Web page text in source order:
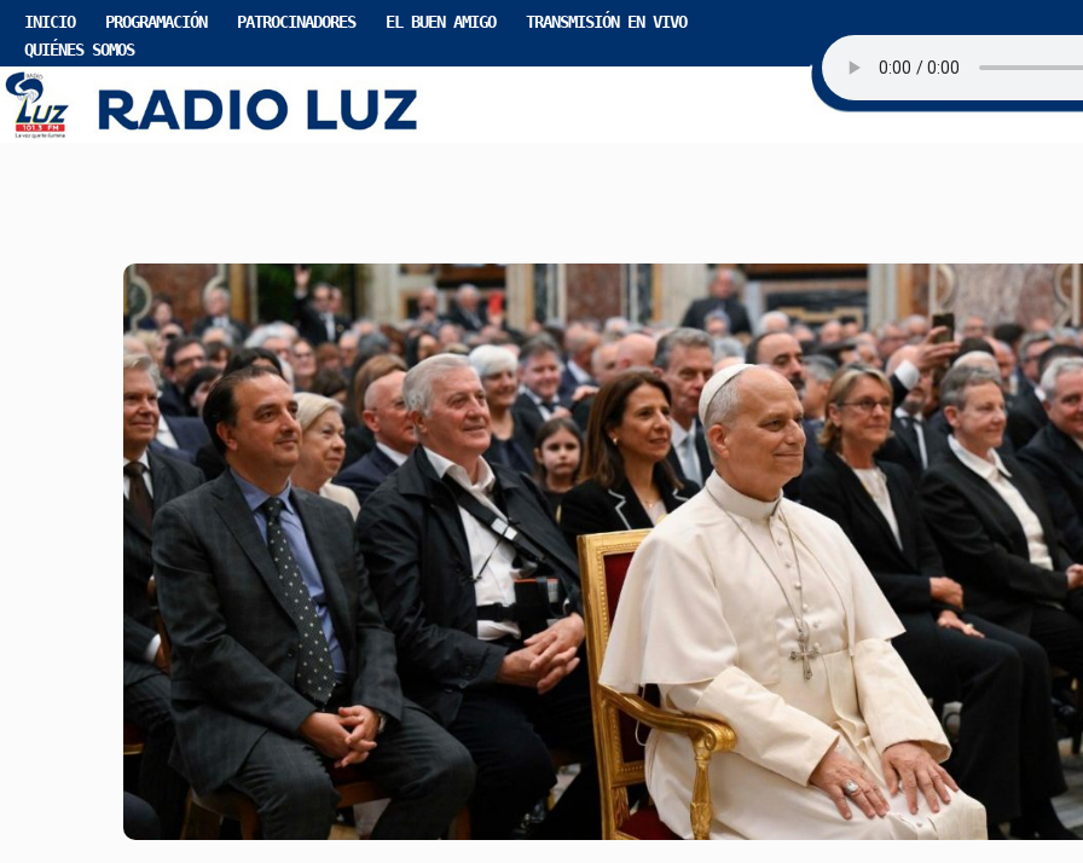
INICIO PROGRAMACIÓN PATROCINADORES EL BUEN AMIGO
TRANSMISIÓN EN VIVO
QUIÉNES SOMOS